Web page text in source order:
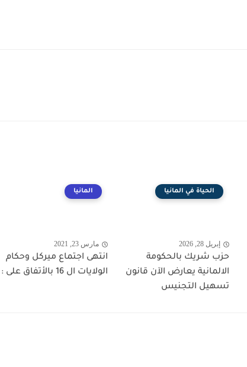
الحياة في المانيا
إبريل 28, 2026
حزب شريك بالحكومة
الالمانية يعارض الآن قانون
تسهيل التجنيس
المانيا
مارس 23, 2021
انتهى اجتماع ميركل وحكام
الولايات ال 16 بالأتفاق على :